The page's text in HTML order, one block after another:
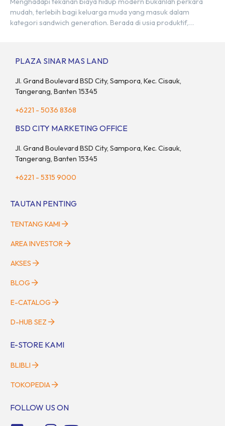
mudah, terlebih bagi keluarga muda yang masuk dalam
kategori sandwich generation. Berada di usia produktif,
Fenomena urban ini kian marak di kota-kota besar, termasuk di
PLAZA SINAR MAS LAND
Jl. Grand Boulevard BSD City, Sampora, Kec. Cisauk,
Tangerang, Banten 15345
+6221 - 5036 8368
BSD CITY MARKETING OFFICE
Jl. Grand Boulevard BSD City, Sampora, Kec. Cisauk,
Tangerang, Banten 15345
+6221 - 5315 9000
TAUTAN PENTING
TENTANG KAMI
AREA INVESTOR
AKSES
BLOG
E-CATALOG
D-HUB SEZ
E-STORE KAMI
BLIBLI
TOKOPEDIA
FOLLOW US ON